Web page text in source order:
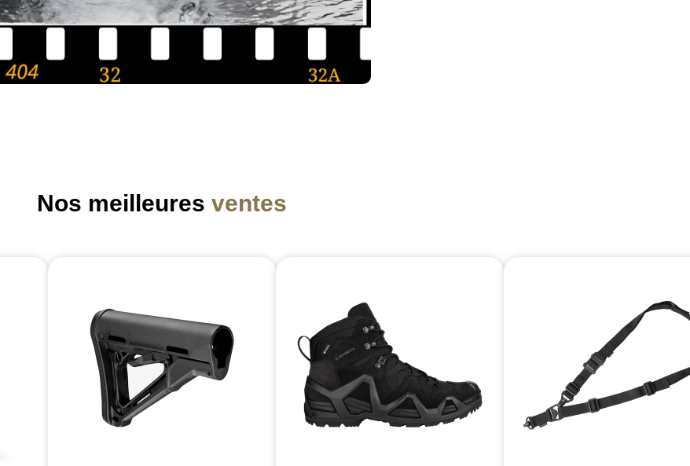
Nos meilleures ventes